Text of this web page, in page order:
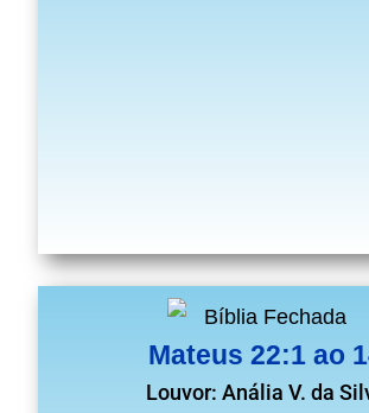
Mateus 22:1 ao
Louvor: Anália V. da